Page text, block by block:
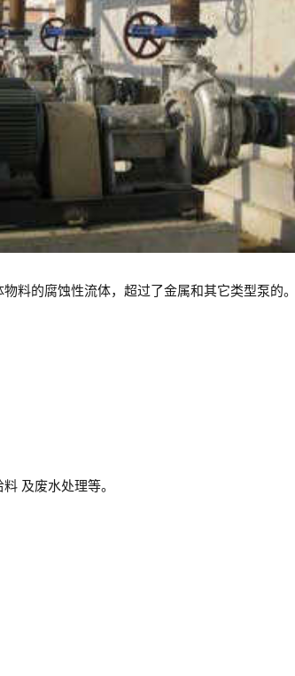
料的腐蚀性流体，超过了金属和其它类型泵的。
及废水处理等。